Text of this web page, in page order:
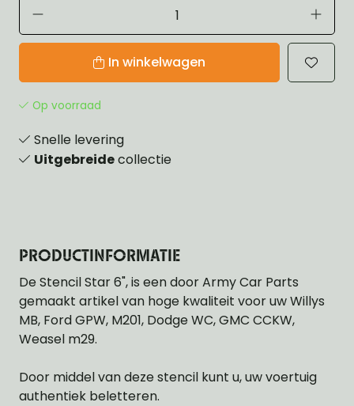
In winkelwagen
Op voorraad
Snelle levering
Uitgebreidecollectie
PRODUCTINFORMATIE
De Stencil Star 6", is een door Army Car Parts
gemaakt artikel van hoge kwaliteit voor uw Willys
MB, Ford GPW, M201, Dodge WC, GMC CCKW,
Weasel m29.
Door middel van deze stencil kunt u, uw voertuig
authentiek beletteren.